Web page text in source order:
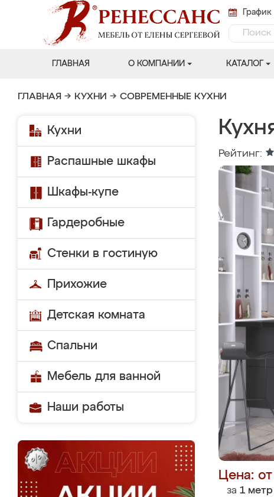
ГЛАВНАЯ О КОМПАНИИ КАТАЛОГ
ГЛАВНАЯ → КУХНИ → СОВРЕМЕННЫЕ КУХНИ
Кухни
Распашные шкафы
Шкафы-купе
Гардеробные
Стенки в гостиную
Прихожие
Детская комната
Спальни
Мебель для ванной
Наши работы
Рейтинг:
Цена:
за 1 метр